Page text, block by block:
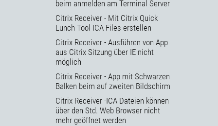
beim anmelden am Terminal Server
Citrix Receiver - Mit Citrix Quick
Lunch Tool ICA Files erstellen
Citrix Receiver - Ausführen von App
aus Citrix Sitzung über IE nicht
möglich
Citrix Receiver - App mit Schwarzen
Balken beim auf zweiten Bildschirm
Citrix Receiver -ICA Dateien können
über den Std. Web Browser nicht
mehr geöffnet werden